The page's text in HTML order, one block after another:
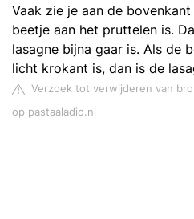
Vaak zie je aan de
beetje aan het pruttelen is.
lasagne bijna gaar is. Als de
licht krokant is, dan is de
Verzoek tot verwijderen van
op pastaaladio.nl